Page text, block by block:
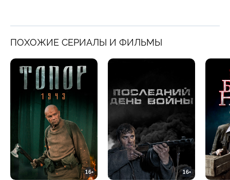
ПОХОЖИЕ СЕРИАЛЫ И ФИЛЬМЫ
16+ 16+